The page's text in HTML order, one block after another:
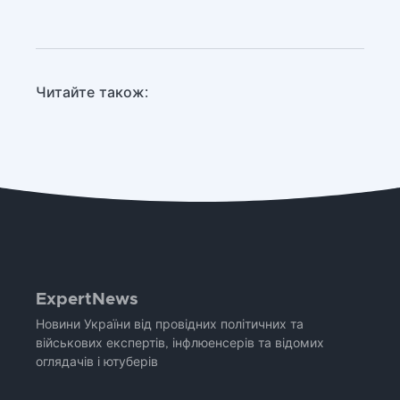
Читайте також:
ExpertNews
Новини України від провідних політичних та
військових експертів, інфлюенсерів та відомих
оглядачів і ютуберів